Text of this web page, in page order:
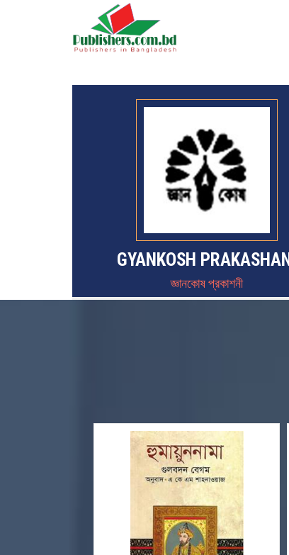
GYANKOSH PRAKASHANI
জ্ঞানকোষ প্রকাশনী